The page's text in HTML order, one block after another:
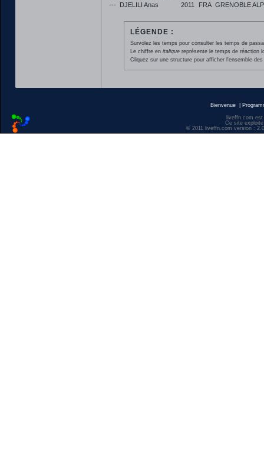
---
DJELILI Anas 2011 FRA GRENOBLE
LÉGENDE :
Survolez les temps pour consulter les temps de
Le chiffre en italiquereprésente le temps de réaction
Cliquez sur une structure pour afficher l'ensemble
Bienvenue
liveffn.com
Ce site
© 2011 liveffn.com version :